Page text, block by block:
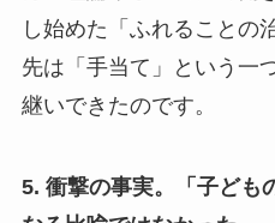
し始めた「ふれることの
先は「手当て」という一
継いできたのです。
5. 衝撃の事実。「子ども